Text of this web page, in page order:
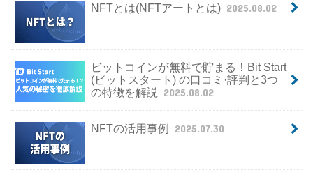
NFTとは(NFTアートとは) 2025.08.02
ビットコインが無料で貯まる！Bit Start
(ビットスタート) の口コミ·評判と3つ
の特徴を解説
2025.08.02
NFTの活用事例 2025.07.30